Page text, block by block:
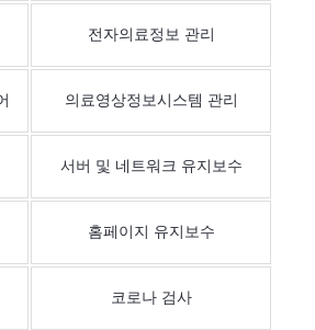
전자의료정보 관리
의료영상정보시스템 관리
서버 및 네트워크 유지보수
홈페이지 유지보수
코로나 검사